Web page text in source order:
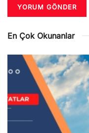
En Çok Okunanlar